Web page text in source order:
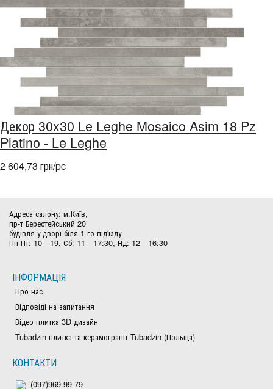
Декор 30x30 Le Leghe Mosaico Asim 18 Pz
Platino - Le Leghe
2 604,73 грн/pc
Адреса салону: м.Київ,
пр-т Берестейський 20
будівля у дворі біля 1-го під'їзду
Пн-Пт: 10—19, Сб: 11—17:30, Нд: 12—16:30
ІНФОРМАЦІЯ
Про нас
Відповіді на запитання
Відео плитка 3D дизайн
Tubadzin плитка та керамограніт Tubadzin (Польща)
КОНТАКТИ
(097)969-99-79